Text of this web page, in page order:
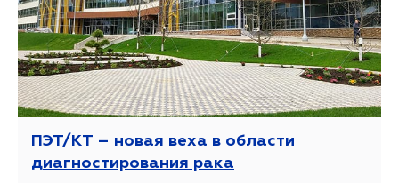
ПЭТ/КТ – новая веха в области
диагностирования рака